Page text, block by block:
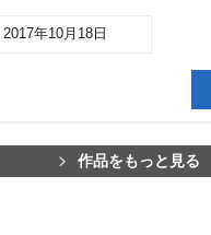
2017年10月18日
作品をもっと見る